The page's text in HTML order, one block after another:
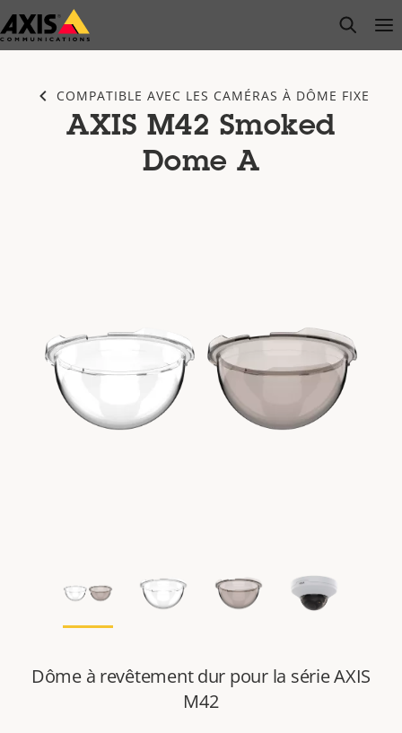
Passer
au
open
COMPATIBLE AVEC LES CAMÉRAS À DÔME FIXE
AXIS M42 Smoked
Dome A
Dôme à revêtement dur pour la série AXIS
M42